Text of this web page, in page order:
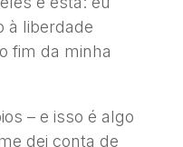
à liberdade
fim da minha
– e isso é algo
dei conta de